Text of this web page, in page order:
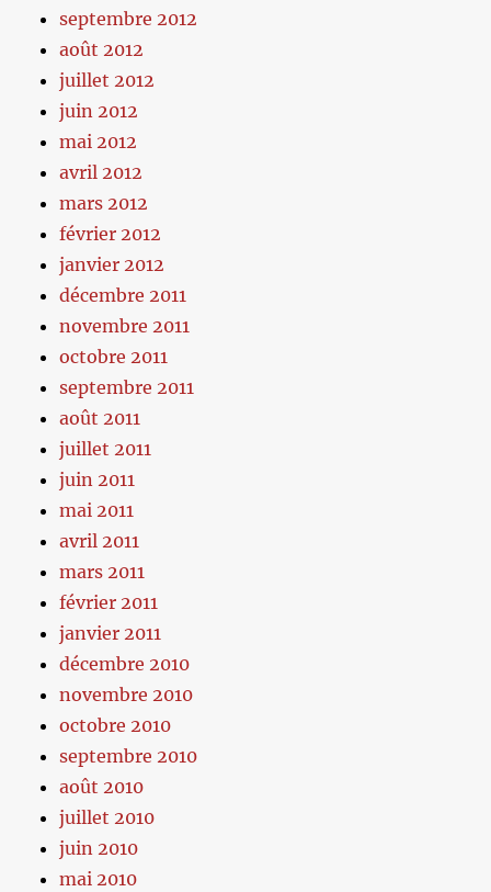
septembre 2012
août 2012
juillet 2012
juin 2012
mai 2012
avril 2012
mars 2012
février 2012
janvier 2012
décembre 2011
novembre 2011
octobre 2011
septembre 2011
août 2011
juillet 2011
juin 2011
mai 2011
avril 2011
mars 2011
février 2011
janvier 2011
décembre 2010
novembre 2010
octobre 2010
septembre 2010
août 2010
juillet 2010
juin 2010
mai 2010